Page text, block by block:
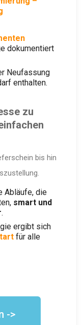
dokumentiert
Neufassung
enthalten.
zu
bis hin
Abläufe, die
smart und
.
ergibt sich
für alle
->